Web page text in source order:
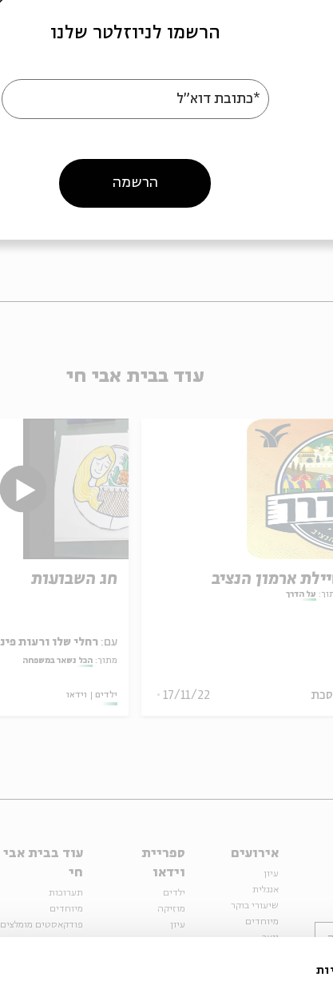
02-6215900
הרשמה לאירועים דומים
אבי גרייניק עידן אלתרמן
עוד בבית אבי חי
חג השבועות
עם: רחלי שלו ורעות פינגר דסברג
מתוך: הכל נשאר במשפחה
ילדים וידאו
ארמון הנציב
על הדרך
17/11/22
אירועים
עיון
אנגלית
שיעורי בוקר
מיוחדים
נוער
ספריית
וידאו
ילדים
מוזיקה
עיון
עוד בבית אבי
חי
תערוכות
מיוחדים
פודקאסטים מומלצים
הרשמו לניוזלטר שלנו
*כתובת דוא"ל
הרשמה